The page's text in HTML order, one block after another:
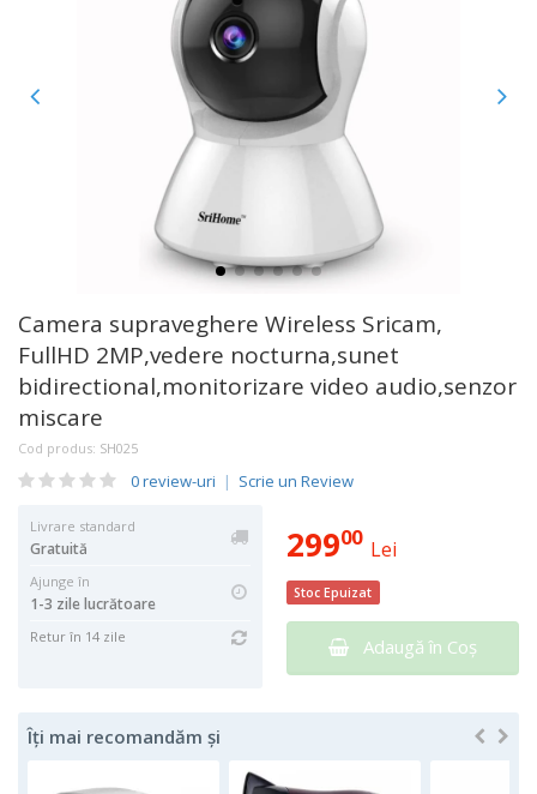
Camera supraveghere Wireless Sricam,
FullHD 2MP,vedere nocturna,sunet
bidirectional,monitorizare video audio,senzor
miscare
Cod produs: SH025
0 review-uri | Scrie un Review
Livrare standard
Gratuită
Ajunge în
1-3 zile lucrătoare
Retur în 14 zile
29900 Lei
Stoc Epuizat
Adaugă în Coş
Îți mai recomandăm și